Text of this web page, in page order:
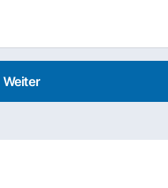
Weiter